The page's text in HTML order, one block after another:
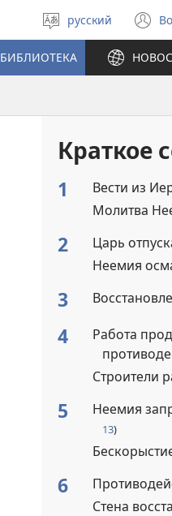
Выберите
язык
русский
в
БИБЛИОТЕКА
Краткое
1 Вести из
Молитва
2 Царь
Неемия
3
4
Работа
Строители
5 Неемия
13)
6
Стена